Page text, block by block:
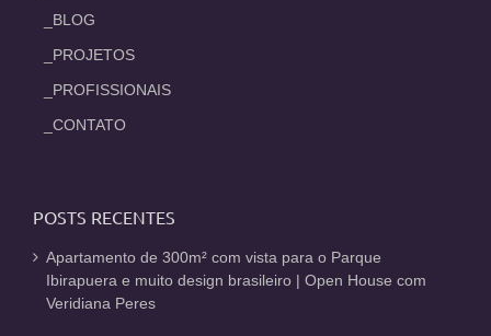
_BLOG
_PROJETOS
_PROFISSIONAIS
_CONTATO
POSTS RECENTES
Apartamento de 300m² com vista para o Parque
Ibirapuera e muito design brasileiro | Open House com
Veridiana Peres